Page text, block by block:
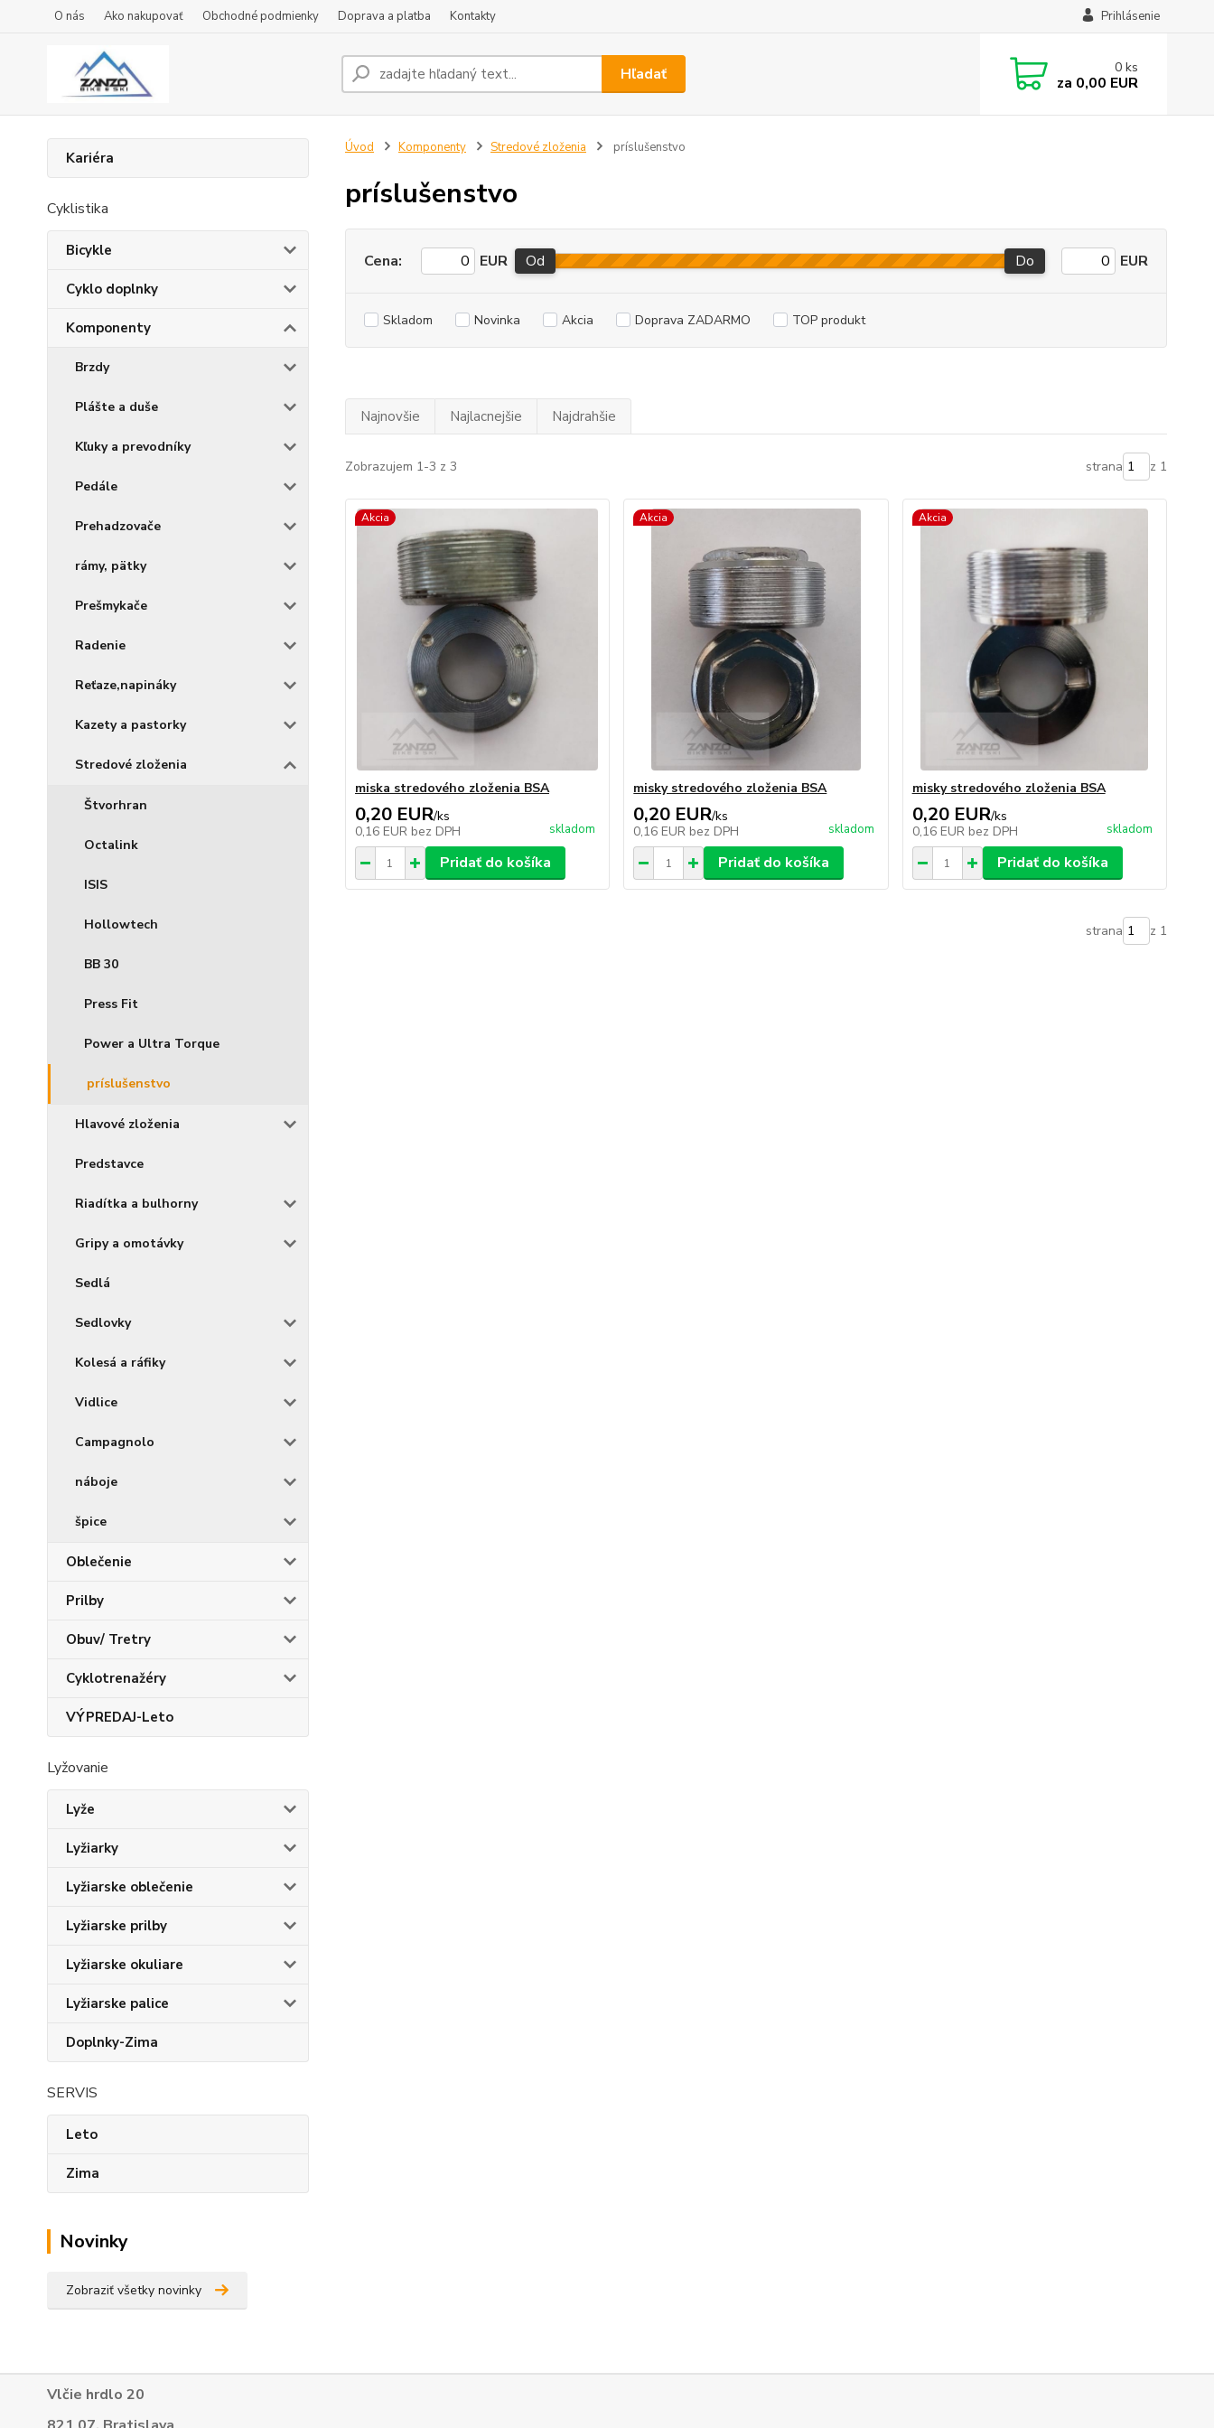
O nás Ako nakupovať Obchodné podmienky Doprava a platba Kontakty Prihlásenie
Hľadať 0 ks
za 0,00 EUR
Kariéra
Cyklistika
Bicykle
Cyklo doplnky
Komponenty
Brzdy
Plášte a duše
Kľuky a prevodníky
Pedále
Prehadzovače
rámy, pätky
Prešmykače
Radenie
Reťaze,napináky
Kazety a pastorky
Stredové zloženia
Štvorhran
Octalink
ISIS
Hollowtech
BB 30
Press Fit
Power a Ultra Torque
príslušenstvo
Hlavové zloženia
Predstavce
Riadítka a bulhorny
Gripy a omotávky
Sedlá
Sedlovky
Kolesá a ráfiky
Vidlice
Campagnolo
náboje
špice
Oblečenie
Prilby
Obuv/ Tretry
Cyklotrenažéry
VÝPREDAJ-Leto
Lyžovanie
Lyže
Lyžiarky
Lyžiarske oblečenie
Lyžiarske prilby
Lyžiarske okuliare
Lyžiarske palice
Doplnky-Zima
SERVIS
Leto
Zima
Novinky
Zobraziť všetky novinky
Úvod Komponenty Stredové zloženia príslušenstvo
príslušenstvo
Cena: EUR Od Do EUR
Skladom Novinka Akcia Doprava ZADARMO TOP produkt
Najnovšie Najlacnejšie Najdrahšie
Zobrazujem 1-3 z 3 strana z 1
Akcia
miska stredového zloženia BSA
0,20 EUR/ks
0,16 EUR bez DPH skladom
Pridať do košíka
Akcia
misky stredového zloženia BSA
0,20 EUR/ks
0,16 EUR bez DPH skladom
Pridať do košíka
Akcia
misky stredového zloženia BSA
0,20 EUR/ks
0,16 EUR bez DPH skladom
Pridať do košíka
strana z 1
Vlčie hrdlo 20